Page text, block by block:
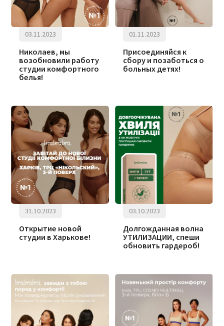
03.11.2023
Николаев, мы
возобновили работу
студии комфортного
белья!
01.11.2023
Присоединяйся к
сбору и позаботься о
больных детях!
31.10.2023
Открытие новой
студии в Харькове!
03.10.2023
Долгожданная волна
УТИЛИЗАЦИИ, спеши
обновить гардероб!